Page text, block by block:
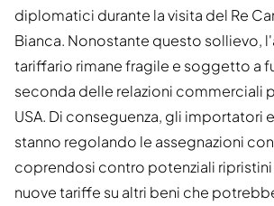
diplomatici durante la visita del Re
Bianca. Nonostante questo sollievo,
tariffario rimane fragile e soggetto a
seconda delle relazioni commerciali
USA. Di conseguenza, gli importatori
stanno regolando le assegnazioni
coprendosi contro potenziali
nuove tariffe su altri beni che